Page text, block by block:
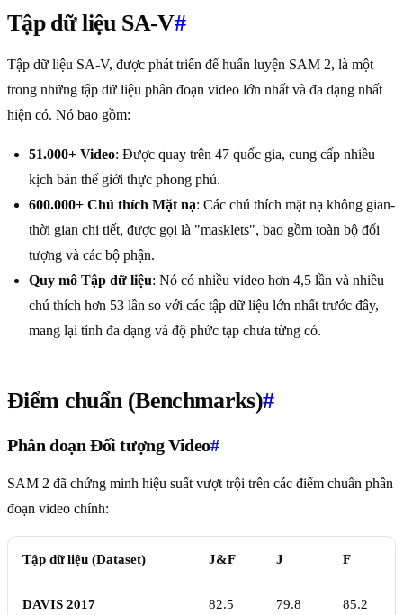
Tập dữ liệu SA-V#
Tập dữ liệu SA-V, được phát triển để huấn luyện SAM 2, là một
trong những tập dữ liệu phân đoạn video lớn nhất và đa dạng nhất
hiện có. Nó bao gồm:
51.000+ Video: Được quay trên 47 quốc gia, cung cấp nhiều
kịch bản thế giới thực phong phú.
600.000+ Chú thích Mặt nạ: Các chú thích mặt nạ không gian-
thời gian chi tiết, được gọi là "masklets", bao gồm toàn bộ đối
tượng và các bộ phận.
Quy mô Tập dữ liệu: Nó có nhiều video hơn 4,5 lần và nhiều
chú thích hơn 53 lần so với các tập dữ liệu lớn nhất trước đây,
mang lại tính đa dạng và độ phức tạp chưa từng có.
Điểm chuẩn (Benchmarks)#
Phân đoạn Đối tượng Video#
SAM 2 đã chứng minh hiệu suất vượt trội trên các điểm chuẩn phân
đoạn video chính:
Tập dữ liệu (Dataset) J&F J F
DAVIS 2017 82.5 79.8 85.2